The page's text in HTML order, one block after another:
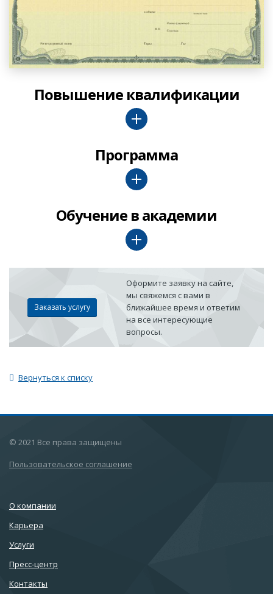
Повышение квалификации
Программа
Обучение в академии
Заказать услугу
Оформите заявку на сайте,
мы свяжемся с вами в
ближайшее время и ответим
на все интересующие
вопросы.
Вернуться к списку
© 2021 Все права защищены
Пользовательское соглашение
О компании
Карьера
Услуги
Пресс-центр
Контакты